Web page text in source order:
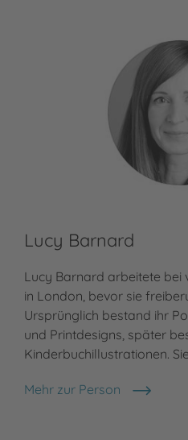
Lucy Barnard
Lucy Barnard arbeitete bei
in London, bevor sie
Ursprünglich bestand ihr
und Printdesigns, später
Kinderbuchillustrationen.
Mehr zur Person
Lucy Barnard